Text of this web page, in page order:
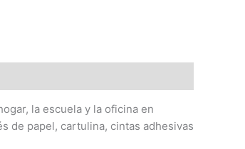
la escuela y la oficina en
de papel, cartulina, cintas adhesivas